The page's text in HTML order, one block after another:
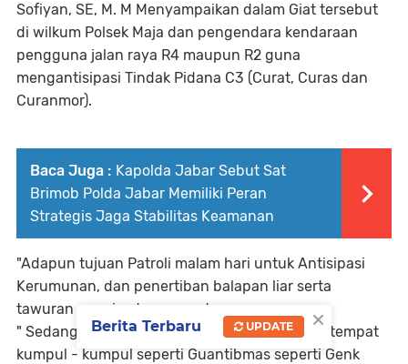
Sofiyan, SE, M. M Menyampaikan dalam Giat tersebut
di wilkum Polsek Maja dan pengendara kendaraan
pengguna jalan raya R4 maupun R2 guna
mengantisipasi Tindak Pidana C3 (Curat, Curas dan
Curanmor).
Baca Juga : Kapolda Jabar Sebut Sat
Brimob Polda Jabar Memiliki Peran
Strategis Jaga Stabilitas Keamanan
"Adapun tujuan Patroli malam hari untuk Antisipasi
Kerumunan, dan penertiban balapan liar serta
tawuran remaja atau gengster .
" Sedang untuk sasaran kegiatan dalam yaitu tempat
kumpul - kumpul seperti Guantibmas seperti Genk
×
Berita Terbaru UPDATE